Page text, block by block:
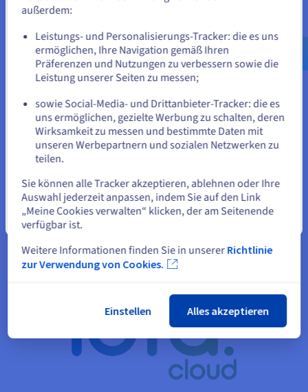
Yepic.AI
Yepi.AI erstellt Videos nur auf Grundlage eines einfachen
Textes und bietet dabei eine gleichzeitige
Sprachübersetzung.
Mehr erfahren
us.ovhcloud.com/
Englisch USD - $
oder
Auf der aktuellen Website bleiben
Eine andere Website wählen
Schließen
außerdem:
Leistungs- und Personalisierungs-Tracker: die es uns
ermöglichen, Ihre Navigation gemäß Ihren
Präferenzen und Nutzungen zu verbessern sowie die
Leistung unserer Seiten zu messen;
sowie Social-Media- und Drittanbieter-Tracker: die es
uns ermöglichen, gezielte Werbung zu schalten, deren
Wirksamkeit zu messen und bestimmte Daten mit
unseren Werbepartnern und sozialen Netzwerken zu
teilen.
Sie können alle Tracker akzeptieren, ablehnen oder Ihre
Auswahl jederzeit anpassen, indem Sie auf den Link
„Meine Cookies verwalten“ klicken, der am Seitenende
verfügbar ist.
Weitere Informationen finden Sie in unserer Richtlinie
zur Verwendung von Cookies.
Einstellen Alles akzeptieren